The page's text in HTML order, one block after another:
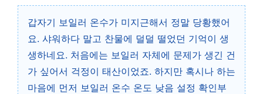
갑자기 보일러 온수가 미지근해서 정말 당황했어
요. 샤워하다 말고 찬물에 덜덜 떨었던 기억이 생
생하네요. 처음에는 보일러 자체에 문제가 생긴 건
가 싶어서 걱정이 태산이었죠. 하지만 혹시나 하는
마음에 먼저 보일러 온수 온도 낮음 설정 확인부